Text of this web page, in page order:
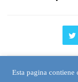
Esta pagina contiene